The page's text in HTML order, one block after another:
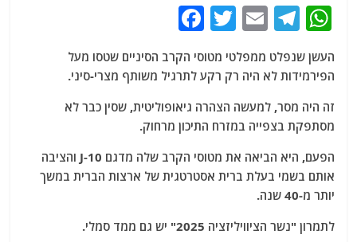
W
at
s
A
p
p
T
el
e
g
ra
m
E
ai
l
T
itt
er
F
c
e
b
o
o
העשן שנפלט ממפלטי מטוסי הקרב הסיניים שטסו מעל
הפירמידות לא היה רק ​​רקע לתרגיל משותף מצרי-סיני.
זה היה מסר, למעשה הצהרה גיאופוליטית, שסין כבר לא
מסתפקת בצפייה במזרח התיכון מרחוק.
הפעם, היא הביאה את מטוסי הקרב שלה מדגם J-10 והציבה
אותם בשמי בעלת ברית אסטרטגית של ארצות הברית במשך
יותר מ-40 שנה.
לתמרון "נשר הציוויליזציה 2025" יש גם ממד סמלי.